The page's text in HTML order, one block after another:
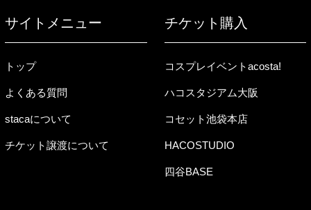
サイトメニュー
トップ
よくある質問
stacaについて
チケット譲渡について
チケット購入
コスプレイベントacosta!
ハコスタジアム大阪
コセット池袋本店
HACOSTUDIO
四谷BASE